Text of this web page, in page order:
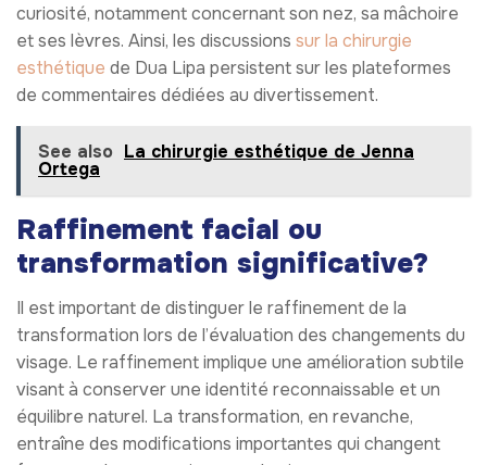
curiosité, notamment concernant son nez, sa mâchoire
et ses lèvres. Ainsi, les discussions sur la chirurgie
esthétique de Dua Lipa persistent sur les plateformes
de commentaires dédiées au divertissement.
See also La chirurgie esthétique de Jenna
Ortega
Raffinement facial ou
transformation significative?
Il est important de distinguer le raffinement de la
transformation lors de l’évaluation des changements du
visage. Le raffinement implique une amélioration subtile
visant à conserver une identité reconnaissable et un
équilibre naturel. La transformation, en revanche,
entraîne des modifications importantes qui changent